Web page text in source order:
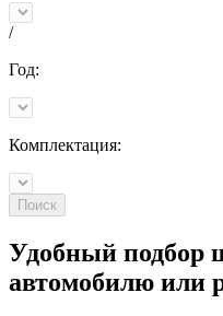
/
Год:
Комплектация:
Поиск
Удобный подбор
автомобилю или